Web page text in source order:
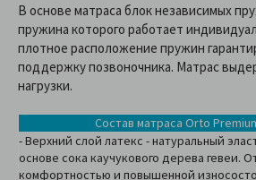
В основе матраса блок независимых
пружина которого работает
плотное расположение пружин
поддержку позвоночника. Матрас
нагрузки.
Состав матраса Orto
- Верхний слой латекс - натуральный
основе сока каучукового дерева гевеи.
комфортностью и повышенной